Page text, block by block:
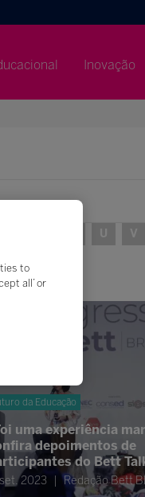
Inovação
U V
da Educação
uma experiência
depoimentos de
do Bett
set. 2023 Redação Bett
to
all’ or